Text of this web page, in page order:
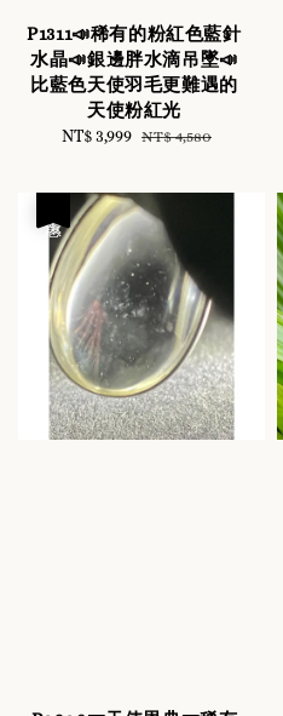
P1311📣稀有的粉紅色藍針
水晶📣銀邊胖水滴吊墜📣
比藍色天使羽毛更難遇的
天使粉紅光
Sale
NT$ 3,999 Regular
NT$ 4,580